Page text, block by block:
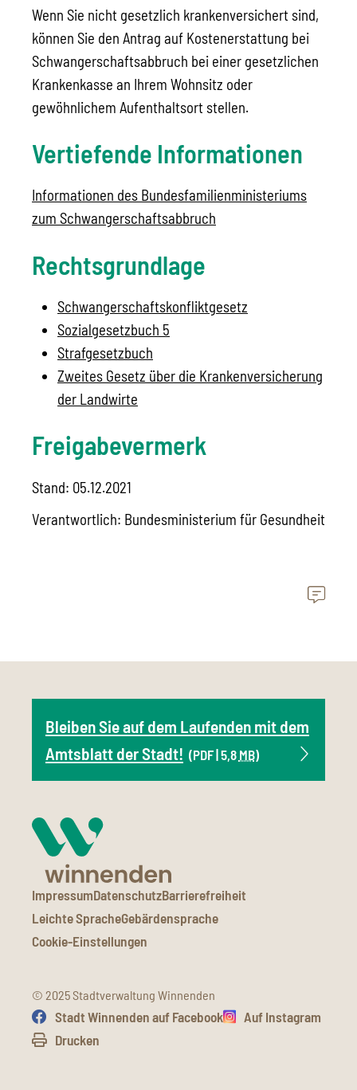
Wenn Sie nicht gesetzlich krankenversichert sind,
können Sie den Antrag auf Kostenerstattung bei
Schwangerschaftsabbruch bei einer gesetzlichen
Krankenkasse an Ihrem Wohnsitz oder
gewöhnlichem Aufenthaltsort stellen.
Vertiefende Informationen
Informationen des Bundesfamilienministeriums
zum Schwangerschaftsabbruch
Rechtsgrundlage
Schwangerschaftskonfliktgesetz
Sozialgesetzbuch 5
Strafgesetzbuch
Zweites Gesetz über die Krankenversicherung
der Landwirte
Freigabevermerk
Stand: 05.12.2021
Verantwortlich: Bundesministerium für Gesundheit
Bleiben Sie auf dem Laufenden mit dem
Amtsblatt der Stadt! (PDF | 5,8 MB)
ImpressumDatenschutzBarrierefreiheit
Leichte SpracheGebärdensprache
Cookie-Einstellungen
© 2025 Stadtverwaltung Winnenden
Stadt Winnenden auf Facebook
Auf Instagram
Drucken